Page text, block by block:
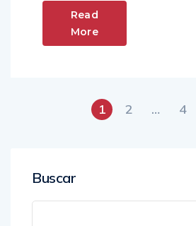
Read
More
1 2 … 4
Buscar